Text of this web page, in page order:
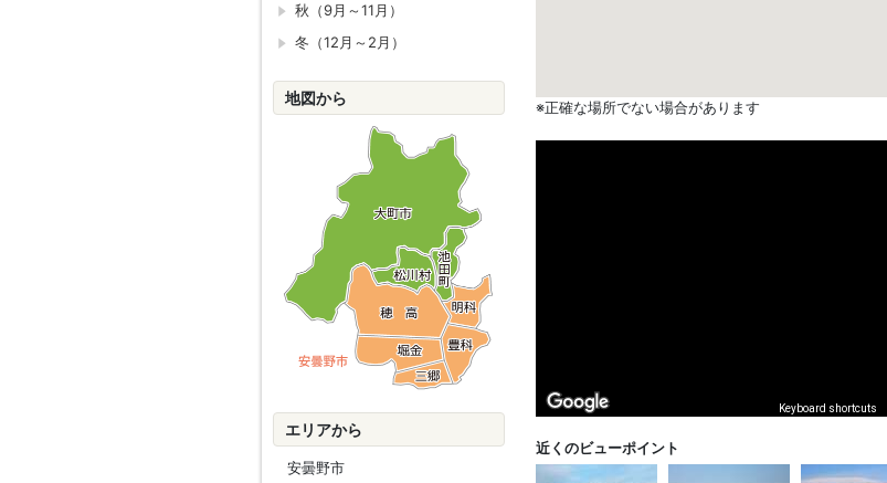
※正確な場所でない場合があります
Keyboard shortcuts
近くのビューポイント
秋（9月～11月）
冬（12月～2月）
地図から
エリアから
安曇野市